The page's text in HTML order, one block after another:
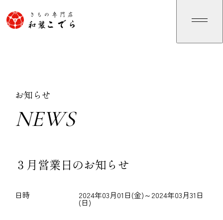
お知らせ
NEWS
NEWS
３月営業日のお知らせ
日時 2024年03月01日(金)～2024年03月31日
(日)